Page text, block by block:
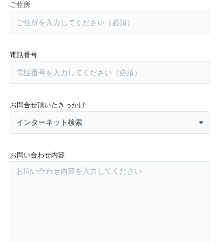
ご住所
電話番号
お問合せ頂いたきっかけ
お問い合わせ内容